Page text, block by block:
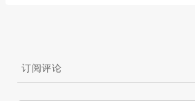
订阅评论